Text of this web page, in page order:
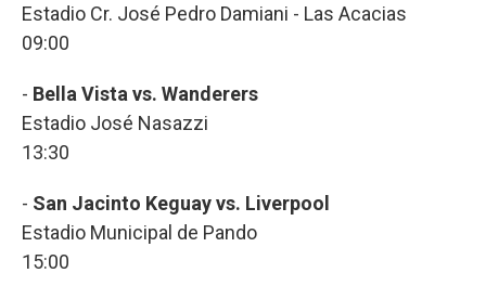
Estadio Cr. José Pedro Damiani - Las Acacias
09:00
- Bella Vista vs. Wanderers
Estadio José Nasazzi
13:30
- San Jacinto Keguay vs. Liverpool
Estadio Municipal de Pando
15:00